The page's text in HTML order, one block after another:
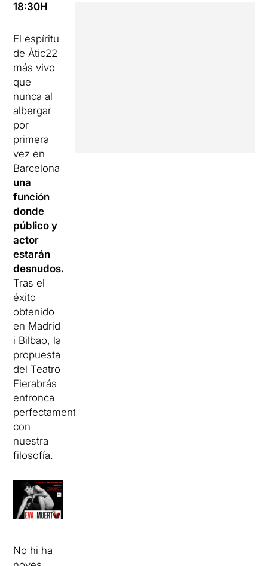
18:30H
El espíritu
de Àtic22
más vivo
que
nunca al
albergar
por
primera
vez en
Barcelona
una
función
donde
público y
actor
estarán
desnudos.
Tras el
éxito
obtenido
en Madrid
i Bilbao, la
propuesta
del Teatro
Fierabrás
entronca
perfectamente
con
nuestra
filosofía.
No hi ha